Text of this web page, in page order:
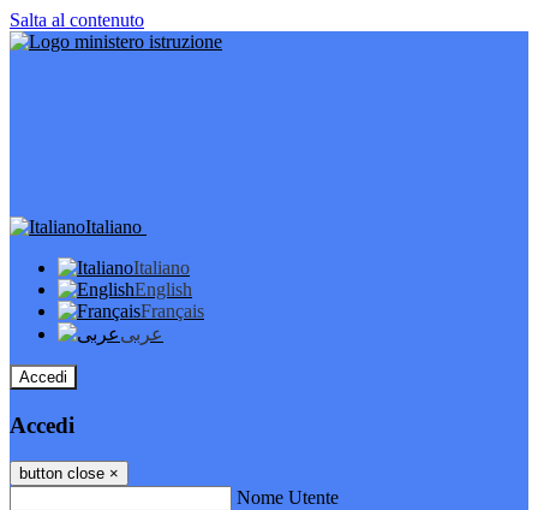
Salta al contenuto
Italiano
Italiano
English
Français
عربى
Accedi
Accedi
button close ×
Nome Utente